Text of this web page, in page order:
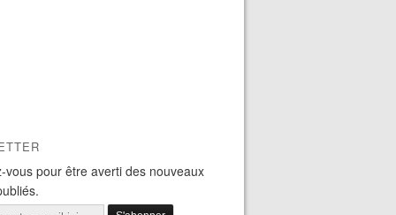
vous pour être averti des nouveaux